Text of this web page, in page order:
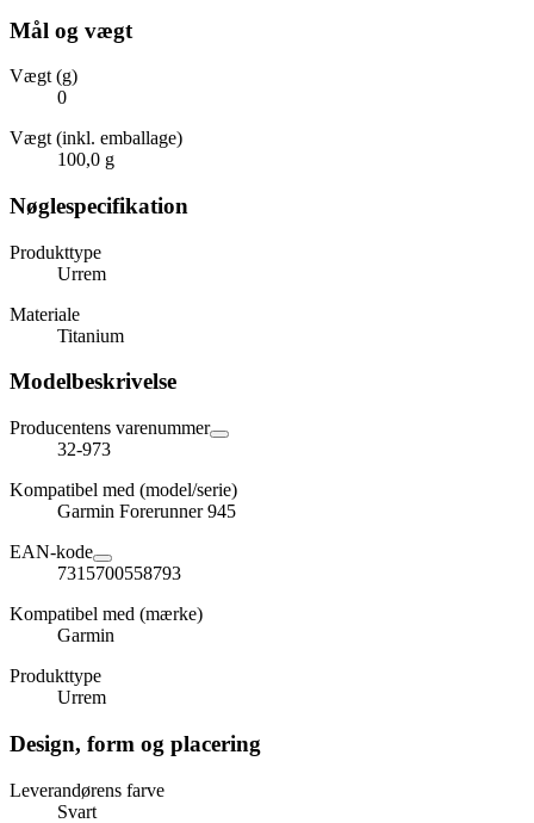
Mål og vægt
Vægt (g)
0
Vægt (inkl. emballage)
100,0 g
Nøglespecifikation
Produkttype
Urrem
Materiale
Titanium
Modelbeskrivelse
Producentens varenummer
32-973
Kompatibel med (model/serie)
Garmin Forerunner 945
EAN-kode
7315700558793
Kompatibel med (mærke)
Garmin
Produkttype
Urrem
Design, form og placering
Leverandørens farve
Svart